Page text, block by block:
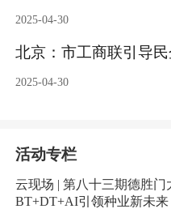
2025-04-30
北京：市工商联引导
2025-04-30
活动专栏
云现场 | 第八十三期德胜
BT+DT+AI引领种业新未来